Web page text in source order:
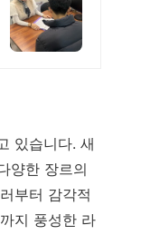
있습니다. 새
양한 장르의
부터 감각적
지 풍성한 라